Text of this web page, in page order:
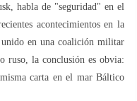
habla de "seguridad" en el
acontecimientos en la
unido en una coalición militar
ruso, la conclusión es obvia:
carta en el mar Báltico